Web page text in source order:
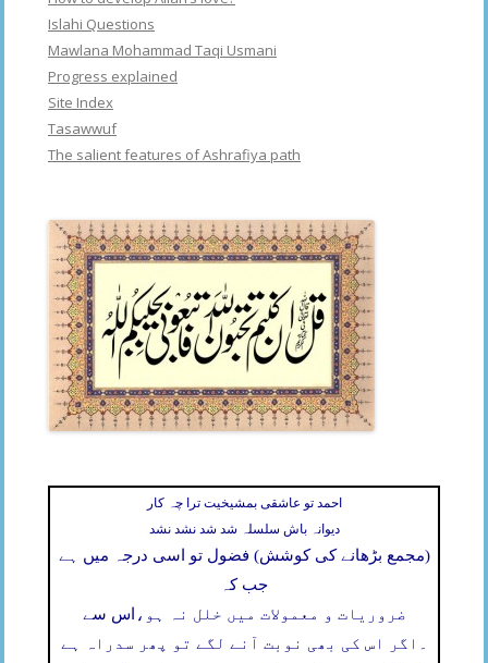
Islahi Questions
Mawlana Mohammad Taqi Usmani
Progress explained
Site Index
Tasawwuf
The salient features of Ashrafiya path
احمد تو عاشقی بمشیخیت ترا چہ کار
دیوانہ باش سلسلہ شد شد نشد نشد
(مجمع بڑھانے کی کوشش) فضول تو اسی درجہ میں ہے
جب کہ
اس سے ضروریات و معمولات میں خلل نہ ہو،
اگر اس کی بھی نوبت آنے لگے تو پھر سدراہ ہے